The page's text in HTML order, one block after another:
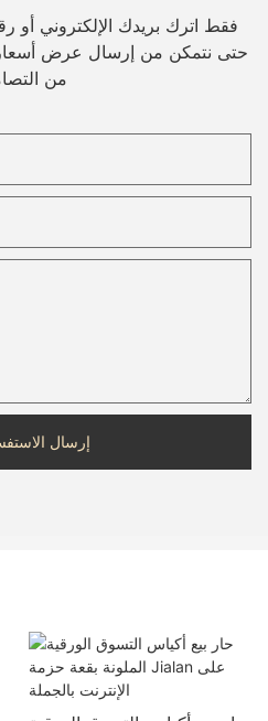
فقط اترك بريدك الإلكتروني أو
حتى نتمكن من إرسال عرض
من
إرسال